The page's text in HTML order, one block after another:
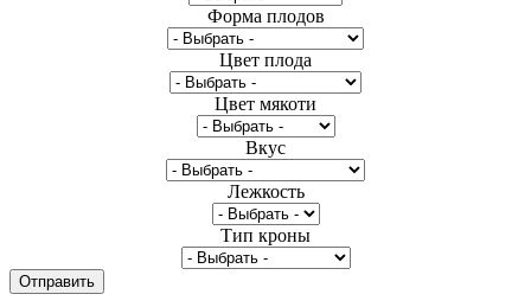
Форма плодов
Цвет плода
Цвет мякоти
Вкус
Лежкость
Тип кроны